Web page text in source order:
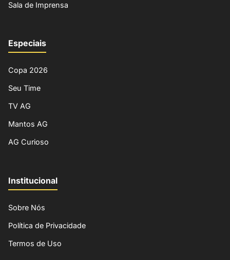
Sala de Imprensa
Especiais
Copa 2026
Seu Time
TV AG
Mantos AG
AG Curioso
Institucional
Sobre Nós
Política de Privacidade
Termos de Uso